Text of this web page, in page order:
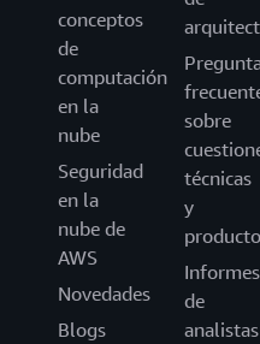
conceptos
de
computación
en la
nube
Seguridad
en la
nube de
AWS
Novedades
Blogs
sobre
técnicas
y
Informes
de
analistas